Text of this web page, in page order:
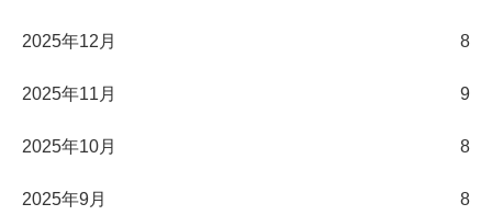
2025年12月 8
2025年11月 9
2025年10月 8
2025年9月 8